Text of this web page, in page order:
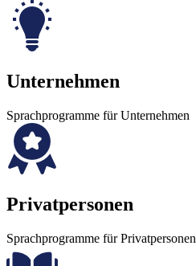
Unternehmen
Sprachprogramme für Unternehmen
Privatpersonen
Sprachprogramme für Privatpersonen